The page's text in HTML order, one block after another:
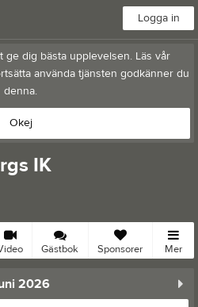
Logga in
ge dig bästa upplevelsen. Läs vår
använda tjänsten godkänner du
denna.
Okej
IK
Gästbok Sponsorer Mer
2026